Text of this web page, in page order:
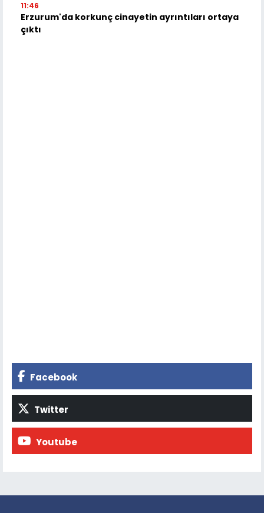
11:46
Erzurum'da korkunç cinayetin ayrıntıları ortaya
çıktı
Facebook
Twitter
Youtube